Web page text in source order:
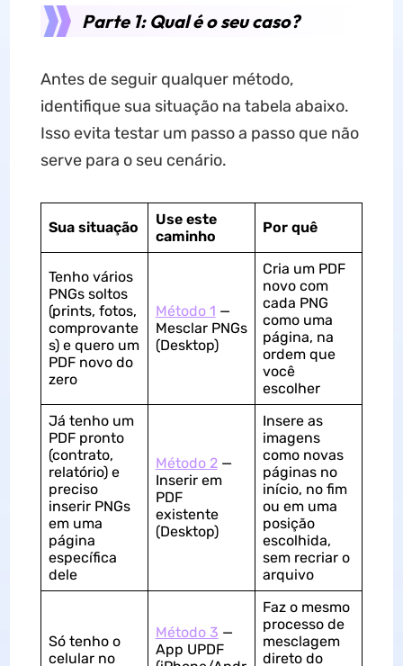
Parte 1: Qual é o seu caso?
Antes de seguir qualquer método,
identifique sua situação na tabela abaixo.
Isso evita testar um passo a passo que não
serve para o seu cenário.
Sua situação
Use este
caminho
Por quê
Tenho vários
PNGs soltos
(prints, fotos,
comprovante
s) e quero um
PDF novo do
zero
Método 1 —
Mesclar PNGs
(Desktop)
Cria um PDF
novo com
cada PNG
como uma
página, na
ordem que
você
escolher
Já tenho um
PDF pronto
(contrato,
relatório) e
preciso
inserir PNGs
em uma
página
específica
dele
Método 2—
Inserir em
PDF
existente
(Desktop)
Insere as
imagens
como novas
páginas no
início, no fim
ou em uma
posição
escolhida,
sem recriar o
arquivo
Só tenho o
celular no
Método 3 —
App UPDF
Faz o mesmo
processo de
mesclagem
direto do